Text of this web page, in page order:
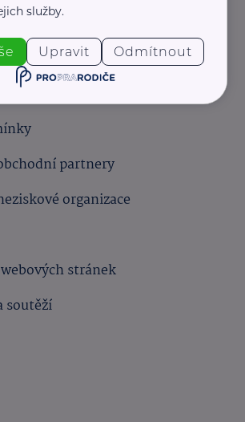
partnery
organizace
stránek
soutěží
služby.
Upravit Odmítnout